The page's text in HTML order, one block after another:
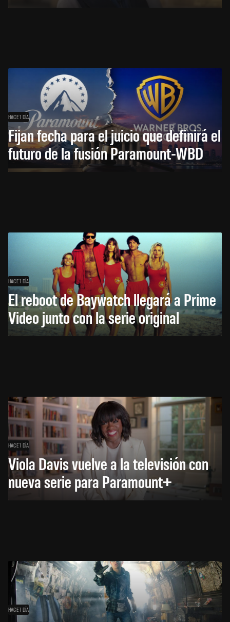
HACE 1 DÍA
Fijan fecha para el juicio que definirá el
futuro de la fusión Paramount-WBD
HACE 1 DÍA
El reboot de Baywatch llegará a Prime
Video junto con la serie original
HACE 1 DÍA
Viola Davis vuelve a la televisión con
nueva serie para Paramount+
HACE 1 DÍA